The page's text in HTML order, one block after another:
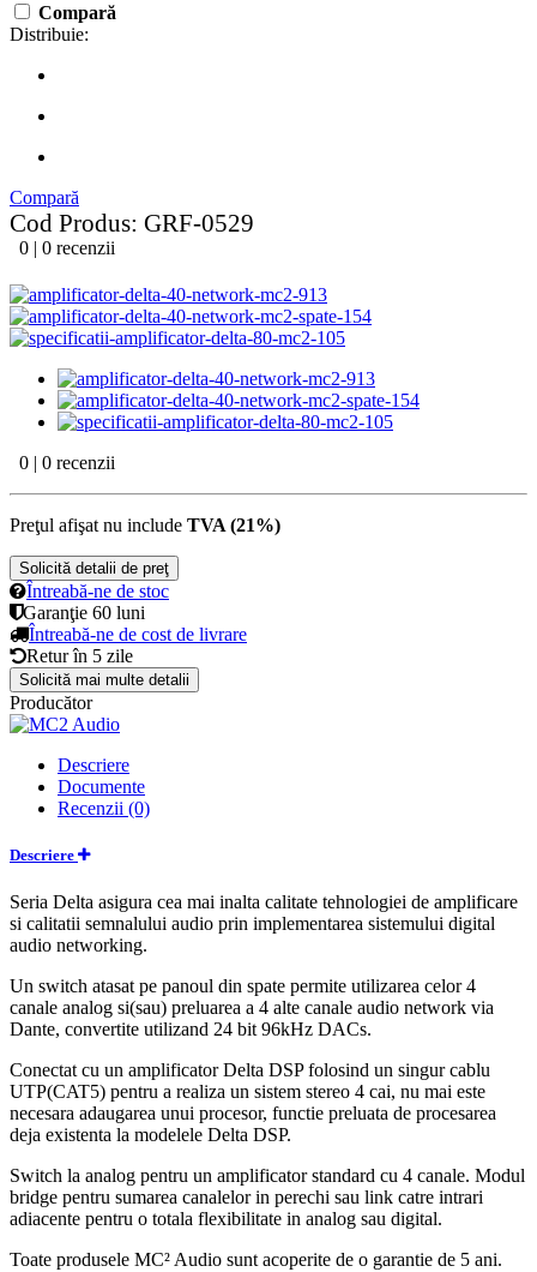
Compară
Distribuie:
Compară
Cod Produs: GRF-0529
0 | 0 recenzii
0 | 0 recenzii
Preţul afişat nu include TVA (21%)
Solicită detalii de preţ
Întreabă-ne de stoc
Garanţie 60 luni
Întreabă-ne de cost de livrare
Retur în 5 zile
Solicită mai multe detalii
Producător
Descriere
Documente
Recenzii (0)
Descriere
Seria Delta asigura cea mai inalta calitate tehnologiei de amplificare
si calitatii semnalului audio prin implementarea sistemului digital
audio networking.
Un switch atasat pe panoul din spate permite utilizarea celor 4
canale analog si(sau) preluarea a 4 alte canale audio network via
Dante, convertite utilizand 24 bit 96kHz DACs.
Conectat cu un amplificator Delta DSP folosind un singur cablu
UTP(CAT5) pentru a realiza un sistem stereo 4 cai, nu mai este
necesara adaugarea unui procesor, functie preluata de procesarea
deja existenta la modelele Delta DSP.
Switch la analog pentru un amplificator standard cu 4 canale. Modul
bridge pentru sumarea canalelor in perechi sau link catre intrari
adiacente pentru o totala flexibilitate in analog sau digital.
Toate produsele MC² Audio sunt acoperite de o garantie de 5 ani.